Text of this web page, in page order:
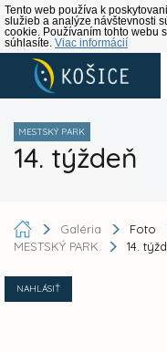
Tento web používa k
služieb a analýze návštevnosti
cookie. Používaním tohto webu
súhlasíte. Viac informácií
MESTSKÝ PARK
14. týždeň
Galéria Foto
MESTSKÝ PARK
14.
NAHLÁSIŤ